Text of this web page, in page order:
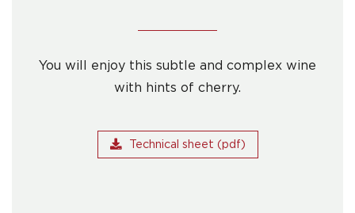
You will enjoy this subtle and complex wine
with hints of cherry.
Technical sheet (pdf)